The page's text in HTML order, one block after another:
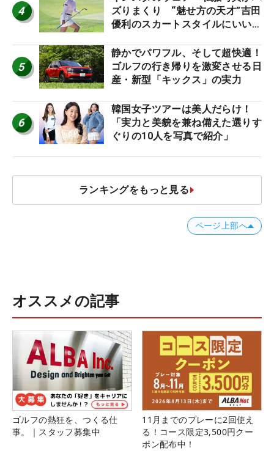
4
ズりまくり “魅せ方の天才”吉田
優利のスカートスタイルにいい
5
静かでパワフル、そして超快適！
ゴルフの行き帰りを激変させる日
産・新型「キックス」の実力
6
韓国女子ツアーは美人だらけ！
「実力と美貌を兼ね備えた選りす
ぐりの10人を写真で紹介」
ランキングをもっと見る
ページ上部へ
オススメの記事
ゴルフの熱狂を、つくる仕
事。｜スタッフ募集中
11月までのプレーに2回使え
る！コース限定3,500円クー
ポン配布中！